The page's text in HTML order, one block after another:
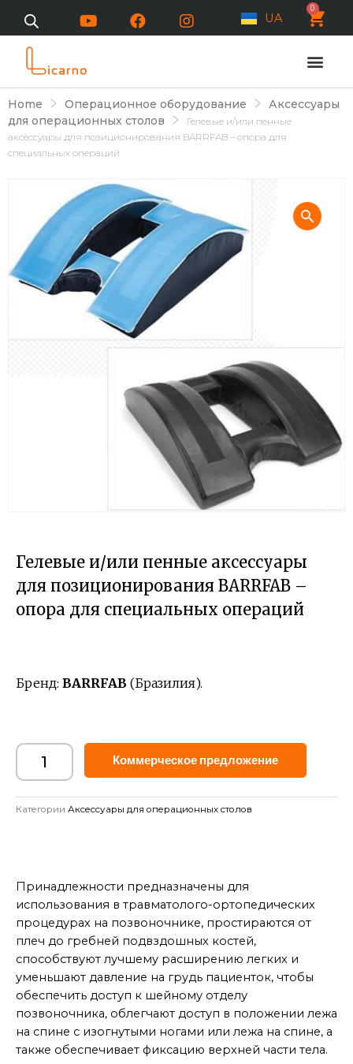
UA
0
Home Операционное оборудование
Аксессуары
для операционных столов
Гелевые и/или пенные
аксессуары для позиционирования BARRFAB – опора для
специальных операций
Гелевые и/или пенные аксессуары
для позиционирования BARRFAB –
опора для специальных операций
Бренд: BARRFAB (Бразилия).
Коммерческое предложение
Категории Аксессуары для операционных столов
Принадлежности предназначены для
использования в травматолого-ортопедических
процедурах на позвоночнике, простираются от
плеч до гребней подвздошных костей,
способствуют лучшему расширению легких и
уменьшают давление на грудь пациенток, чтобы
обеспечить доступ к шейному отделу
позвоночника, облегчают доступ в положении лежа
на спине с изогнутыми ногами или лежа на спине, а
также обеспечивает фиксацию верхней части тела.